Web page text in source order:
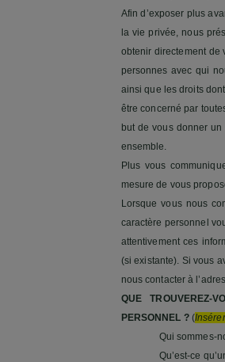
Afin d’exposer plus
la vie privée, nous
obtenir directement de
personnes avec qui
ainsi que les droits
être concerné par
but de vous donner
ensemble.
Plus vous
mesure de vous
Lorsque vous nous
caractère personnel
attentivement ces
(si existante). Si vous
nous contacter à
QUE TROUVEREZ-
PERSONNEL ?(
Qui sommes-
Qu’est-ce